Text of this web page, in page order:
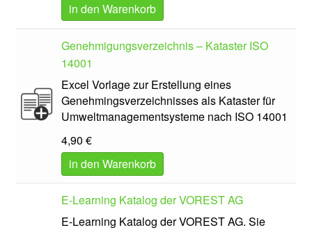
in den Warenkorb
Genehmigungsverzeichnis – Kataster ISO
14001
Excel Vorlage zur Erstellung eines
Genehmingsverzeichnisses als Kataster für
Umweltmanagementsysteme nach ISO 14001
4,90 €
in den Warenkorb
E-Learning Katalog der VOREST AG
E-Learning Katalog der VOREST AG. Sie